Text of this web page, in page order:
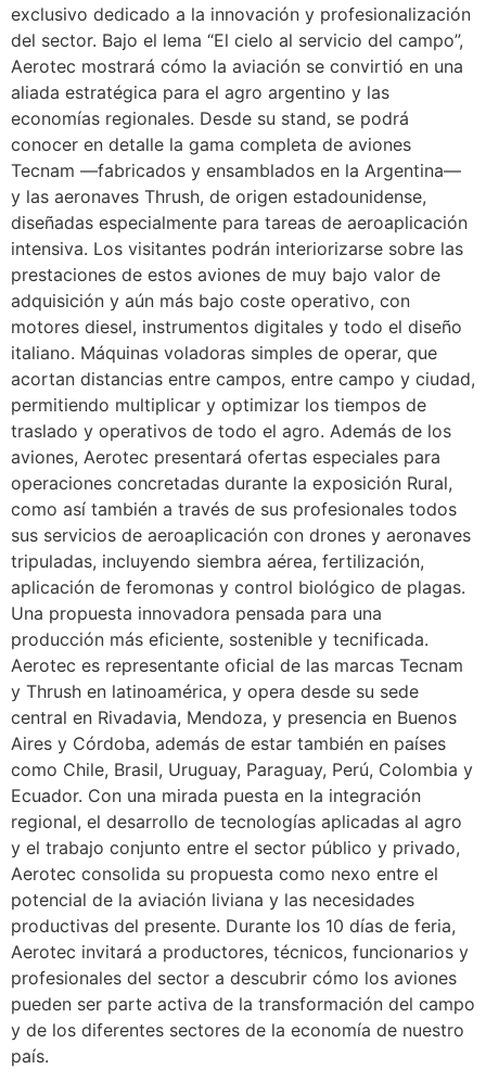
exclusivo dedicado a la innovación y profesionalización
del sector. Bajo el lema “El cielo al servicio del campo”,
Aerotec mostrará cómo la aviación se convirtió en una
aliada estratégica para el agro argentino y las
economías regionales. Desde su stand, se podrá
conocer en detalle la gama completa de aviones
Tecnam —fabricados y ensamblados en la Argentina—
y las aeronaves Thrush, de origen estadounidense,
diseñadas especialmente para tareas de aeroaplicación
intensiva. Los visitantes podrán interiorizarse sobre las
prestaciones de estos aviones de muy bajo valor de
adquisición y aún más bajo coste operativo, con
motores diesel, instrumentos digitales y todo el diseño
italiano. Máquinas voladoras simples de operar, que
acortan distancias entre campos, entre campo y ciudad,
permitiendo multiplicar y optimizar los tiempos de
traslado y operativos de todo el agro. Además de los
aviones, Aerotec presentará ofertas especiales para
operaciones concretadas durante la exposición Rural,
como así también a través de sus profesionales todos
sus servicios de aeroaplicación con drones y aeronaves
tripuladas, incluyendo siembra aérea, fertilización,
aplicación de feromonas y control biológico de plagas.
Una propuesta innovadora pensada para una
producción más eficiente, sostenible y tecnificada.
Aerotec es representante oficial de las marcas Tecnam
y Thrush en latinoamérica, y opera desde su sede
central en Rivadavia, Mendoza, y presencia en Buenos
Aires y Córdoba, además de estar también en países
como Chile, Brasil, Uruguay, Paraguay, Perú, Colombia y
Ecuador. Con una mirada puesta en la integración
regional, el desarrollo de tecnologías aplicadas al agro
y el trabajo conjunto entre el sector público y privado,
Aerotec consolida su propuesta como nexo entre el
potencial de la aviación liviana y las necesidades
productivas del presente. Durante los 10 días de feria,
Aerotec invitará a productores, técnicos, funcionarios y
profesionales del sector a descubrir cómo los aviones
pueden ser parte activa de la transformación del campo
y de los diferentes sectores de la economía de nuestro
país.